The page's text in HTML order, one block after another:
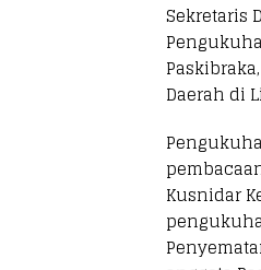
Sekretaris
Daerah di
Kusnidar